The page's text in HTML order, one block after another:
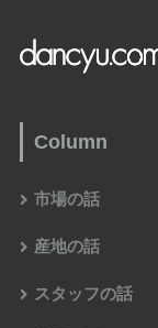
Column
市場の話
産地の話
スタッフの話